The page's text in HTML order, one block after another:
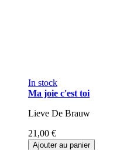
In stock
Ma joie c'est toi
Lieve De Brauw
21,00 €
Ajouter au panier